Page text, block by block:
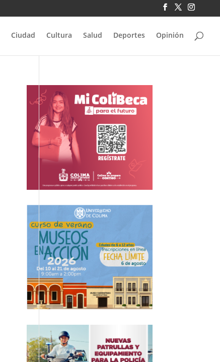
Ciudad Cultura Salud Deportes Opinión